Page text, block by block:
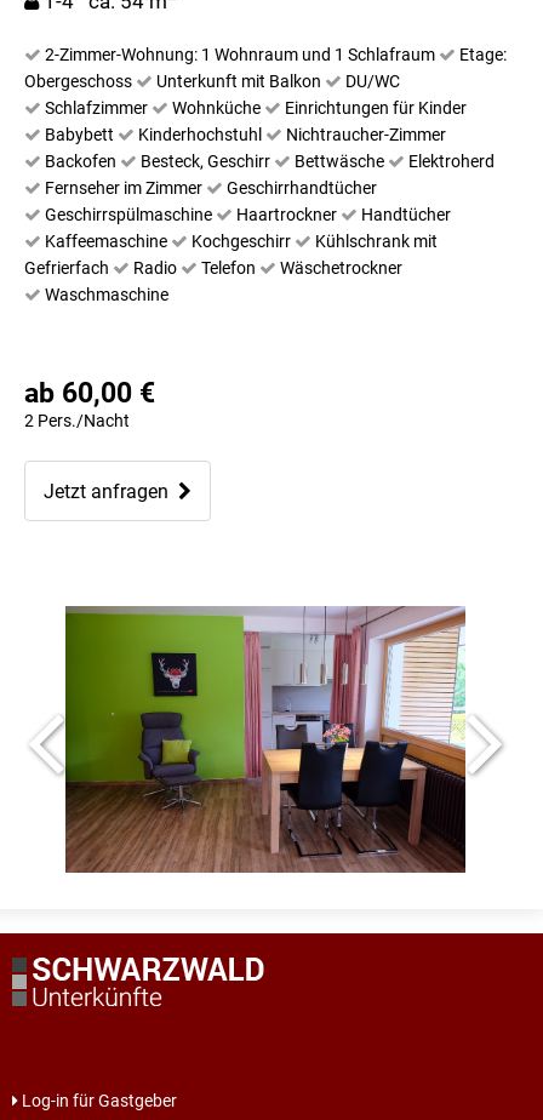
2-Zimmer-Wohnung: 1 Wohnraum und 1 Schlafraum
Etage:
Obergeschoss
Unterkunft mit Balkon
DU/WC
Schlafzimmer
Wohnküche
Einrichtungen für Kinder
Babybett
Kinderhochstuhl
Nichtraucher-Zimmer
Backofen
Besteck, Geschirr Bettwäsche
Elektroherd
Fernseher im Zimmer
Geschirrhandtücher
Geschirrspülmaschine
Haartrockner
Handtücher
Kaffeemaschine
Kochgeschirr
Kühlschrank mit
Gefrierfach
Radio Telefon
Wäschetrockner
Waschmaschine
ab 60,00 €
2 Pers./Nacht
Jetzt anfragen
Log-in für Gastgeber